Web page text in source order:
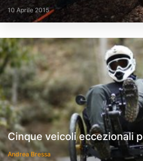
10 Aprile 2015
Cinque veicoli eccezionali
Andrea Bressa